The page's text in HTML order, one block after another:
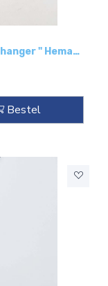
Handgemaakte Natuurstenen Autohanger " Hematiet"- Met metaal hanger - "subhan allah"
Bestel